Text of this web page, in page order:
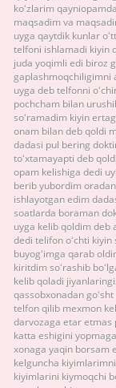
koʻzlarim
maqsadim va
uyga qaytdik kunlar
telfoni ishlamadi kiyin
juda yoqimli edi biroz
gaplashmoqchiligimni
uyga deb telfonni
pochcham bilan
soʻramadim kiyin
onam bilan deb qoldi
dadasi pul bering
toʻxtamayapti deb
opam kelishiga dedi
berib yubordim
ishlayotgan edim
soatlarda boraman
uyga kelib qoldim
dedi telifon oʻchti
buyogʻimga qarab
kiritdim soʻrashib
kelib qoladi
qassobxonadan
telfon qilib mexmon
darvozaga etar etmas
katta eshigini
xonaga yaqin borsam
kelguncha
kiyimlarini kiymoqchi